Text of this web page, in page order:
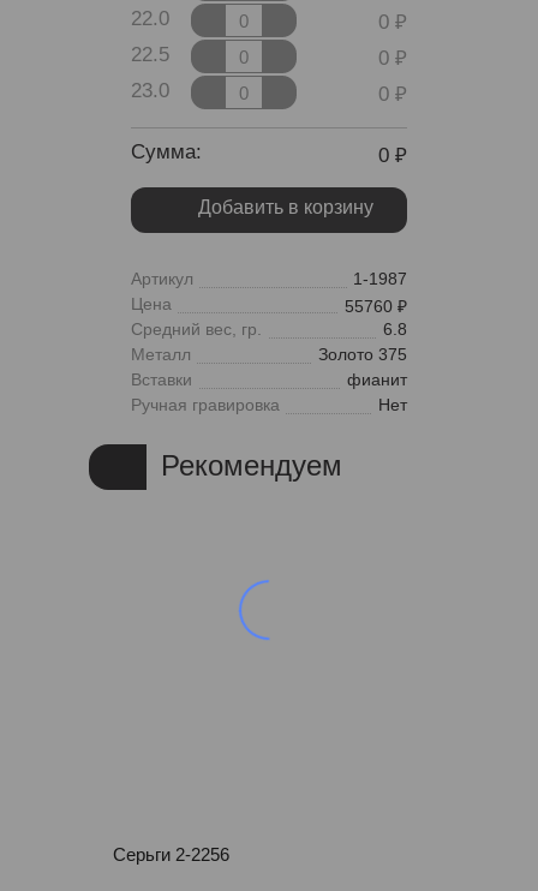
22.0
0
22.5
0
23.0
0
Сумма: 0
Добавить в корзину
Артикул
1-1987
Цена
55760
Средний вес, гр.
6.8
Металл
Золото 375
Вставки
фианит
Ручная гравировка
Нет
Рекомендуем
Серьги 2-2256